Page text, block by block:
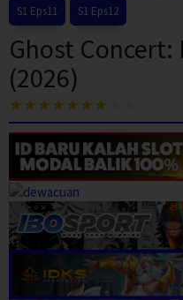
S1 Eps11 S1 Eps12
Ghost Concert:
(2026)